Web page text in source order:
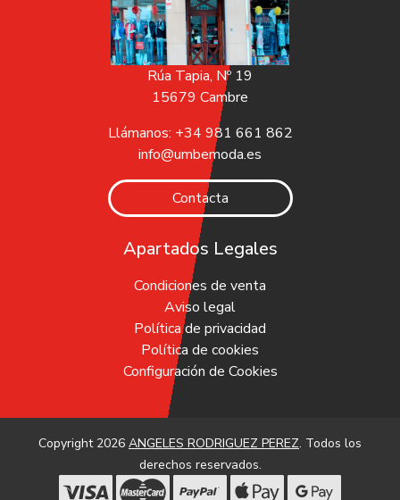
Rúa Tapia, Nº 19
15679 Cambre
Llámanos: +34 981 661 862
info@umbemoda.es
Contacta
Apartados Legales
Condiciones de venta
Aviso legal
Política de privacidad
Política de cookies
Configuración de Cookies
Copyright 2026 ANGELES RODRIGUEZ PEREZ. Todos los
derechos reservados.